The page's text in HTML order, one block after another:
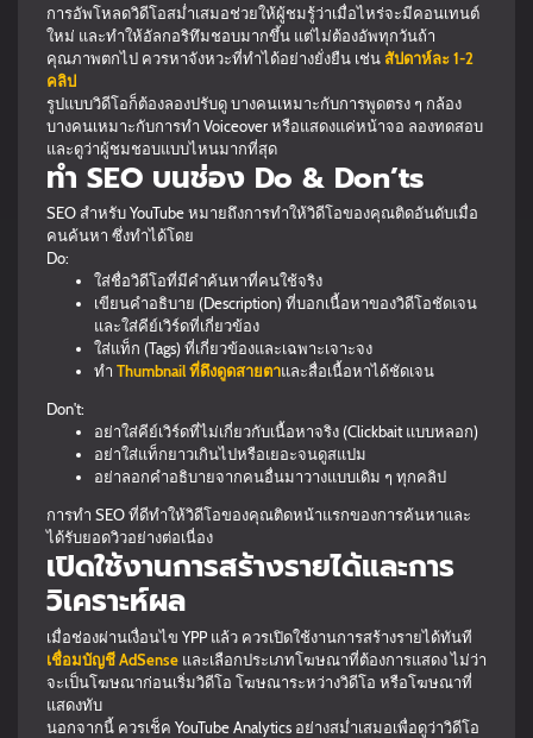
การอัพโหลดวิดีโอสม่ำเสมอช่วยให้ผู้ชมรู้ว่าเมื่อไหร่จะมีคอนเทนต์
ใหม่ และทำให้อัลกอริทึมชอบมากขึ้น แต่ไม่ต้องอัพทุกวันถ้า
คุณภาพตกไป ควรหาจังหวะที่ทำได้อย่างยั่งยืน เช่นสัปดาห์ละ 1-2
คลิป
รูปแบบวิดีโอก็ต้องลองปรับดู บางคนเหมาะกับการพูดตรง ๆ กล้อง
บางคนเหมาะกับการทำ Voiceover หรือแสดงแค่หน้าจอ ลองทดสอบ
และดูว่าผู้ชมชอบแบบไหนมากที่สุด
ทำ SEO บนช่อง Do & Don’ts
SEO สำหรับ YouTube หมายถึงการทำให้วิดีโอของคุณติดอันดับเมื่อ
คนค้นหา ซึ่งทำได้โดย
Do:
ใส่ชื่อวิดีโอที่มีคำค้นหาที่คนใช้จริง
เขียนคำอธิบาย (Description) ที่บอกเนื้อหาของวิดีโอชัดเจน
และใส่คีย์เวิร์ดที่เกี่ยวข้อง
ใส่แท็ก (Tags) ที่เกี่ยวข้องและเฉพาะเจาะจง
ทำ Thumbnail ที่ดึงดูดสายตาและสื่อเนื้อหาได้ชัดเจน
Don't:
อย่าใส่คีย์เวิร์ดที่ไม่เกี่ยวกับเนื้อหาจริง (Clickbait แบบหลอก)
อย่าใส่แท็กยาวเกินไปหรือเยอะจนดูสแปม
อย่าลอกคำอธิบายจากคนอื่นมาวางแบบเดิม ๆ ทุกคลิป
การทำ SEO ที่ดีทำให้วิดีโอของคุณติดหน้าแรกของการค้นหาและ
ได้รับยอดวิวอย่างต่อเนื่อง
เปิดใช้งานการสร้างรายได้และการ
วิเคราะห์ผล
เมื่อช่องผ่านเงื่อนไข YPP แล้ว ควรเปิดใช้งานการสร้างรายได้ทันที
เชื่อมบัญชี AdSense และเลือกประเภทโฆษณาที่ต้องการแสดง ไม่ว่า
จะเป็นโฆษณาก่อนเริ่มวิดีโอ โฆษณาระหว่างวิดีโอ หรือโฆษณาที่
แสดงทับ
นอกจากนี้ ควรเช็ค YouTube Analytics อย่างสม่ำเสมอเพื่อดูว่าวิดีโอ